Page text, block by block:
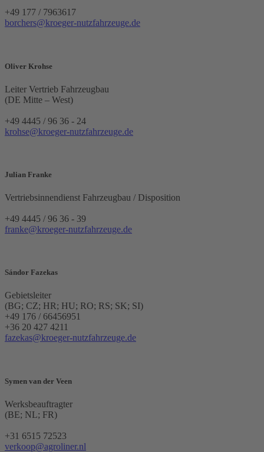
+49 177 / 7963617
borchers@kroeger-nutzfahrzeuge.de
Oliver Krohse
Leiter Vertrieb Fahrzeugbau
(DE Mitte – West)
+49 4445 / 96 36 - 24
krohse@kroeger-nutzfahrzeuge.de
Julian Franke
Vertriebsinnendienst Fahrzeugbau / Disposition
+49 4445 / 96 36 - 39
franke@kroeger-nutzfahrzeuge.de
Sándor Fazekas
Gebietsleiter
(BG; CZ; HR; HU; RO; RS; SK; SI)
+49 176 / 66456951
+36 20 427 4211
fazekas@kroeger-nutzfahrzeuge.de
Symen van der Veen
Werksbeauftragter
(BE; NL; FR)
+31 6515 72523
verkoop@agroliner.nl